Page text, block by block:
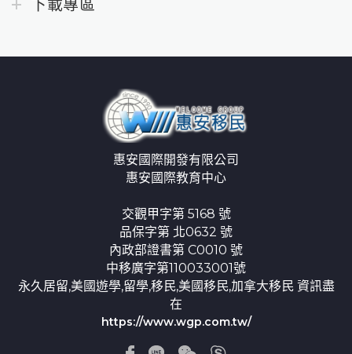
惠安國際開發有限公司
惠安國際教育中心
交觀甲字第 5168 號
品保字第 北0632 號
內政部證書第 C0010 號
中移廣字第110033001號
永久居留,美國遊學,留學,移民,美國移民,加拿大移民 資訊盡
在
https://www.wgp.com.tw/